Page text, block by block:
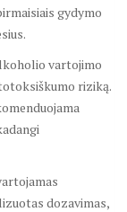
gydymo
vartojimo
riziką.
dozavimas,